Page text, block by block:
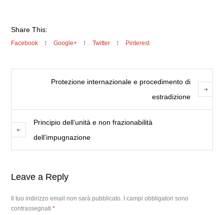
Share This:
Facebook Google+ Twitter Pinterest
Protezione internazionale e procedimento di
estradizione
Principio dell’unità e non frazionabilità
dell’impugnazione
Leave a Reply
Il tuo indirizzo email non sarà pubblicato.
I campi obbligatori sono
contrassegnati*